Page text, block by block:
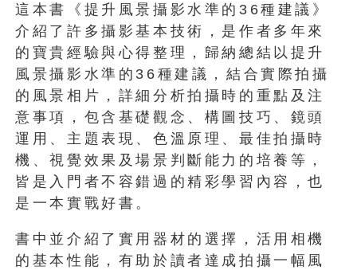
這本書《提升風景攝影水準的36種建議》
介紹了許多攝影基本技術，是作者多年來
的寶貴經驗與心得整理，歸納總結以提升
風景攝影水準的36種建議，結合實際拍攝
的風景相片，詳細分析拍攝時的重點及注
意事項，包含基礎觀念、構圖技巧、鏡頭
運用、主題表現、色溫原理、最佳拍攝時
機、視覺效果及場景判斷能力的培養等，
皆是入門者不容錯過的精彩學習內容，也
是一本實戰好書。
書中並介紹了實用器材的選擇，活用相機
的基本性能，有助於讀者達成拍攝一幅風